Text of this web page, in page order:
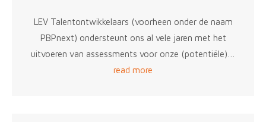
LEV Talentontwikkelaars (voorheen onder de naam
PBPnext) ondersteunt ons al vele jaren met het
uitvoeren van assessments voor onze (potentiële)…
read more